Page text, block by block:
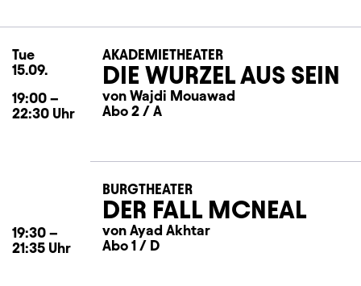
Tue
15.09.
19:00 –
22:30 Uhr
AKADEMIETHEATER
DIE WURZEL AUS SEIN
von Wajdi Mouawad
Abo 2 / A
19:30 –
21:35 Uhr
BURGTHEATER
DER FALL MCNEAL
von Ayad Akhtar
Abo 1 / D